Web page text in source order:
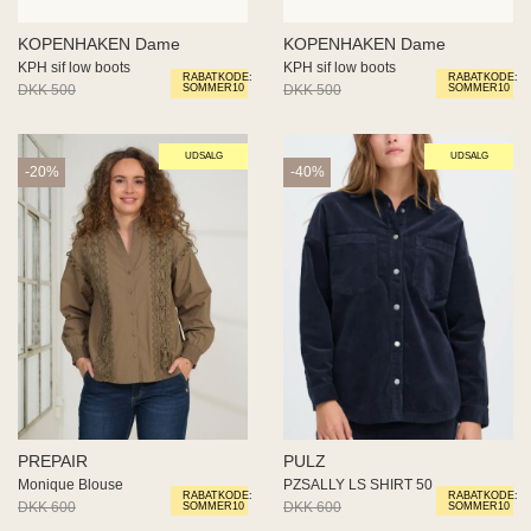
RABATKODE:
SOMMER10
KOPENHAKEN Dame
KPH sif low boots
DKK 500
DKK 250
RABATKODE:
SOMMER10
KOPENHAKEN Dame
KPH sif low boots
DKK 500
DKK 250
UDSALG
RABATKODE:
SOMMER10
-20%
PREPAIR
Monique Blouse
DKK 600
DKK 480
UDSALG
RABATKODE:
SOMMER10
-40%
PULZ
PZSALLY LS SHIRT 50
DKK 600
DKK 360